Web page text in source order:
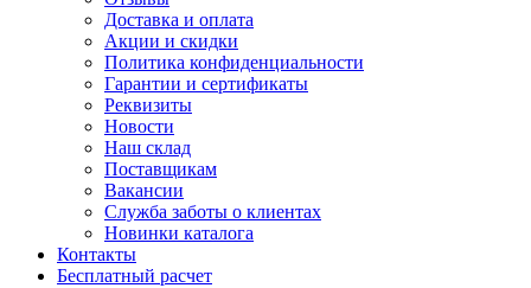
Доставка и оплата
Акции и скидки
Политика конфиденциальности
Гарантии и сертификаты
Реквизиты
Новости
Наш склад
Поставщикам
Вакансии
Служба заботы о клиентах
Новинки каталога
Контакты
Бесплатный расчет